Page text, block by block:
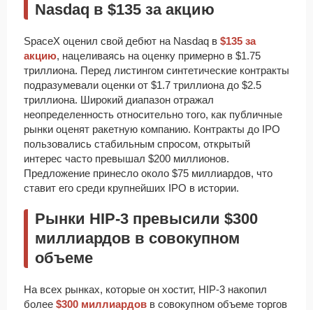
Nasdaq в $135 за акцию
SpaceX оценил свой дебют на Nasdaq в $135 за
акцию, нацеливаясь на оценку примерно в $1.75
триллиона. Перед листингом синтетические контракты
подразумевали оценки от $1.7 триллиона до $2.5
триллиона. Широкий диапазон отражал
неопределенность относительно того, как публичные
рынки оценят ракетную компанию. Контракты до IPO
пользовались стабильным спросом, открытый
интерес часто превышал $200 миллионов.
Предложение принесло около $75 миллиардов, что
ставит его среди крупнейших IPO в истории.
Рынки HIP-3 превысили $300
миллиардов в совокупном
объеме
На всех рынках, которые он хостит, HIP-3 накопил
более $300 миллиардов в совокупном объеме торгов